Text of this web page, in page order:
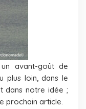
avant-goût de
plus loin, dans le
dans notre idée ;
prochain article.